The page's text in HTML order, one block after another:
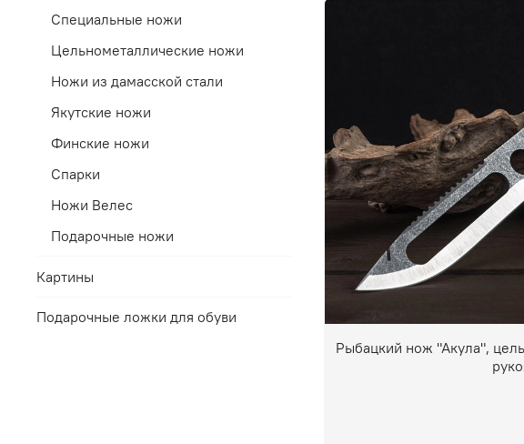
Рыбацкий нож "Акула",
Специальные ножи
Цельнометаллические ножи
Ножи из дамасской стали
Якутские ножи
Финские ножи
Спарки
Ножи Велес
Подарочные ножи
Картины
Подарочные ложки для обуви